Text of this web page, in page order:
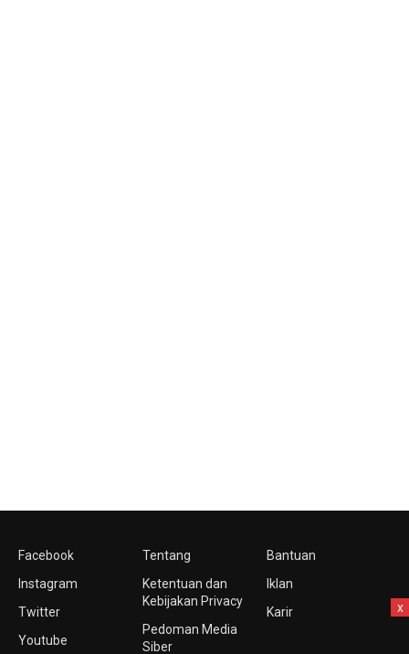
Facebook
Instagram
Twitter
Youtube
Tentang
Ketentuan dan
Kebijakan Privacy
Pedoman Media
Siber
Bantuan
Iklan
Karir
x